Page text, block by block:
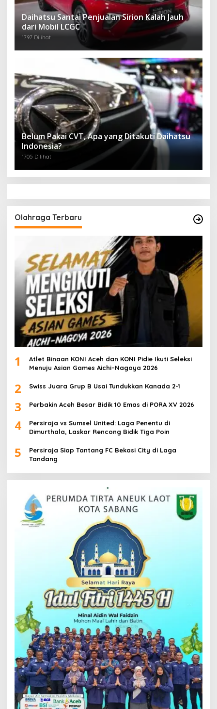
Daihatsu Santai Penjualan Sirion Kalah Jauh
dari Mobil LCGC
1797 Dilihat
Belum Pakai CVT, Apa yang Ditakuti Daihatsu
Indonesia?
1705 Dilihat
Olahraga Terbaru
1
Atlet Binaan KONI Aceh dan KONI Pidie Ikuti Seleksi
Menuju Asian Games Aichi–Nagoya 2026
2 Swiss Juara Grup B Usai Tundukkan Kanada 2-1
3 Perbakin Aceh Besar Bidik 10 Emas di PORA XV 2026
4
Persiraja vs Sumsel United: Laga Penentu di
Dimurthala, Laskar Rencong Bidik Tiga Poin
5
Persiraja Siap Tantang FC Bekasi City di Laga
Tandang